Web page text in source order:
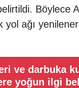
Böylece
ağı
ve darbuka
yoğun ilgi